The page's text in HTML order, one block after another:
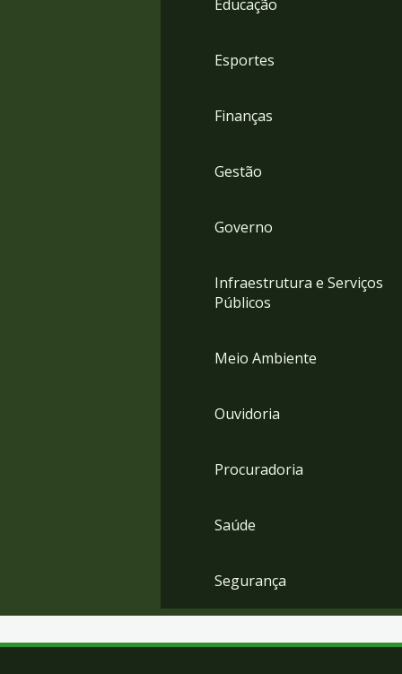
Educação
Esportes
Finanças
Gestão
Governo
Infraestrutura e Serviços
Públicos
Meio Ambiente
Ouvidoria
Procuradoria
Saúde
Segurança